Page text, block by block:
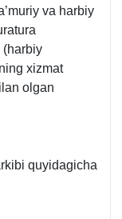
va harbiy
(harbiy
хizmat
olgan
quyidagicha